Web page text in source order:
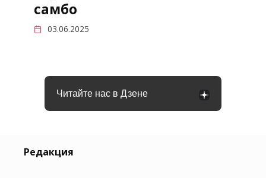
самбо
03.06.2025
Читайте нас в Дзене
Редакция